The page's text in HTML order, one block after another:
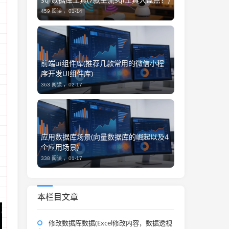
459 阅读 ，01-14
前端ui组件库(推荐几款常用的微信小程
序开发UI组件库)
363 阅读 ，02-17
应用数据库场景(向量数据库的崛起以及4
个应用场景)
338 阅读 ，01-17
本栏目文章
修改数据库数据(Excel修改内容，数据透视